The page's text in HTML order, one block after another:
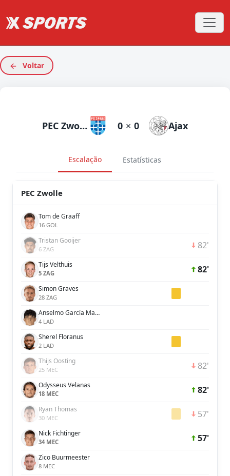
Voltar
PEC Zwolle 0 × 0 Ajax
Escalação Estatísticas
PEC Zwolle
Tom de Graaff
16 GOL
Tristan Gooijer
6 ZAG 82'
Tijs Velthuis
5 ZAG 82'
Simon Graves
28 ZAG
Anselmo García MacNulty
4 LAD
Sherel Floranus
2 LAD
Thijs Oosting
25 MEC 82'
Odysseus Velanas
18 MEC 82'
Ryan Thomas
30 MEC 57'
Nick Fichtinger
34 MEC 57'
Zico Buurmeester
8 MEC